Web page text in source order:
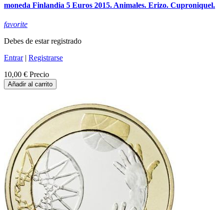
moneda Finlandia 5 Euros 2015. Animales. Erizo. Cuproniquel.
favorite
Debes de estar registrado
Entrar| Registrarse
10,00 € Precio
Añadir al carrito